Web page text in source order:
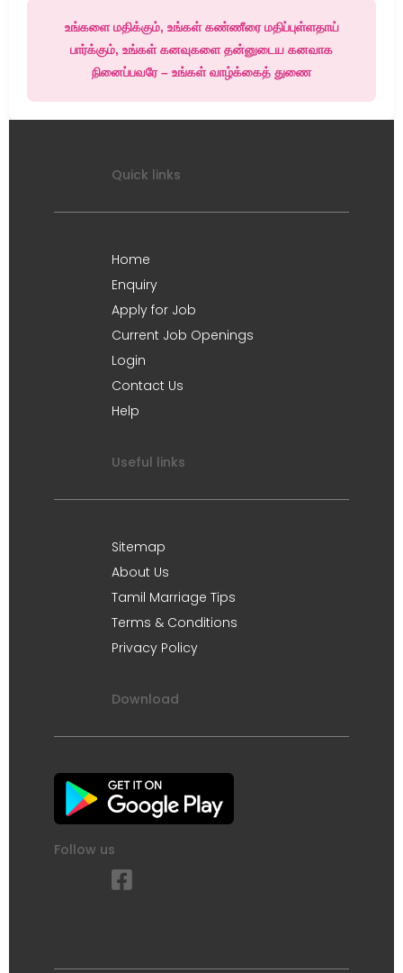
உங்களை மதிக்கும், உங்கள் கண்ணீரை மதிப்புள்ளதாய்
பார்க்கும், உங்கள் கனவுகளை தன்னுடைய கனவாக
நினைப்பவரே – உங்கள் வாழ்க்கைத் துணை
Quick links
Home
Enquiry
Apply for Job
Current Job Openings
Login
Contact Us
Help
Useful links
Sitemap
About Us
Tamil Marriage Tips
Terms & Conditions
Privacy Policy
Download
Follow us